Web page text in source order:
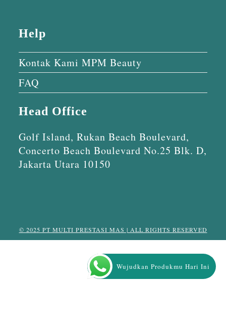
Help
Kontak Kami MPM Beauty
FAQ
Head Office
Golf Island, Rukan Beach Boulevard,
Concerto Beach Boulevard No.25 Blk. D,
Jakarta Utara 10150
© 2025 PT MULTI PRESTASI MAS | ALL RIGHTS RESERVED
Wujudkan Produkmu Hari Ini